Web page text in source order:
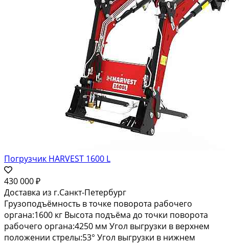
Погрузчик HARVEST 1600 L
430 000 ₽
Доставка из г.Санкт-Петербург
Грузоподъёмность в точке поворота рабочего
органа:1600 кг Высота подъёма до точки поворота
рабочего органа:4250 мм Угол выгрузки в верхнем
положении стрелы:53° Угол выгрузки в нижнем